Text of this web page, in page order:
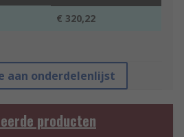
€ 320,22
aan onderdelenlijst
producten